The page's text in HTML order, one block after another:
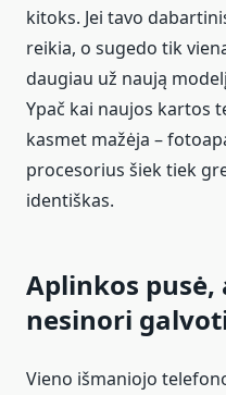
kitoks. Jei tavo
reikia, o sugedo tik
daugiau už naują
Ypač kai naujos kartos
kasmet mažėja –
procesorius šiek tiek
identiškas.
Aplinkos pusė,
nesinori
Vieno išmaniojo